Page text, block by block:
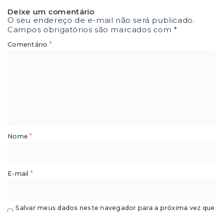
Deixe um comentário
O seu endereço de e-mail não será publicado.
Campos obrigatórios são marcados com*
Comentário *
Nome*
E-mail *
Salvar meus dados neste navegador para a próxima vez que